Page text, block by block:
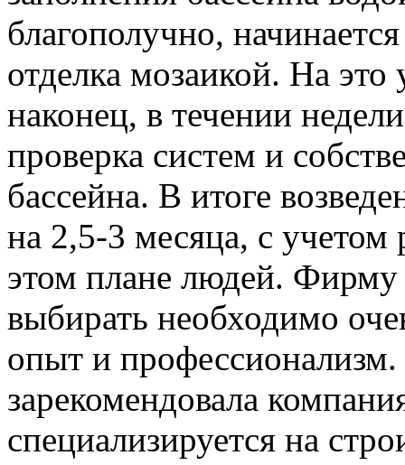
благополучно,
отделка мозаикой. На
наконец, в течении
проверка систем и
бассейна. В итоге
на 2,5-3 месяца, с
этом плане людей. Фирму
выбирать необходимо
опыт и
зарекомендовала
специализируется на